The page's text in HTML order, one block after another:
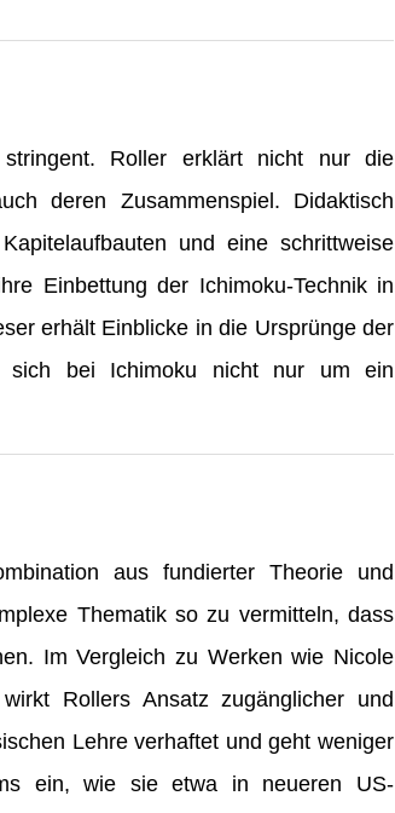
Roller erklärt nicht nur die
deren Zusammenspiel. Didaktisch
und eine schrittweise
Einbettung der Ichimoku-Technik in
erhält Einblicke in die Ursprünge der
sich bei Ichimoku nicht nur um ein
aus fundierter Theorie und
Thematik so zu vermitteln, dass
Im Vergleich zu Werken wie Nicole
Rollers Ansatz zugänglicher und
Lehre verhaftet und geht weniger
ein, wie sie etwa in neueren US-